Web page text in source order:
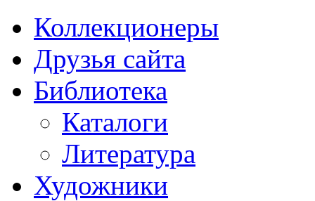
Коллекционеры
Друзья сайта
Библиотека
Каталоги
Литература
Художники